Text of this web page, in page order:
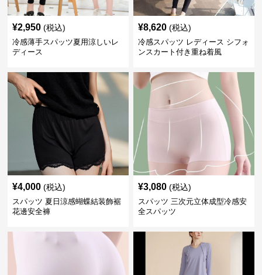
¥2,950 (税込)
冷感薄手スパッツ夏用涼しいレ
ディース
¥8,620 (税込)
冷感スパッツ レディース シフォ
ンスカート付き重ね着風
¥4,000 (税込)
スパッツ 夏日涼感蝴蝶結装飾裾
花邊安全褲
¥3,080 (税込)
スパッツ 三次元立体成型冷感安
全スパッツ